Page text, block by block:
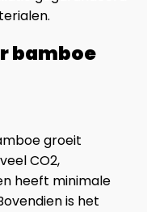
bamboe
groeit
CO2,
heeft minimale
is het